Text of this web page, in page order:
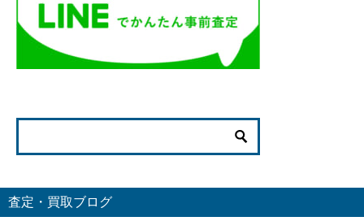
査定・買取ブログ